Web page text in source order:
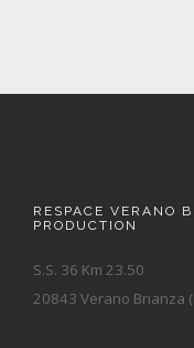
RESPACE VERANO
PRODUCTION
S.S. 36 Km 23.50
20843 Verano Brianza